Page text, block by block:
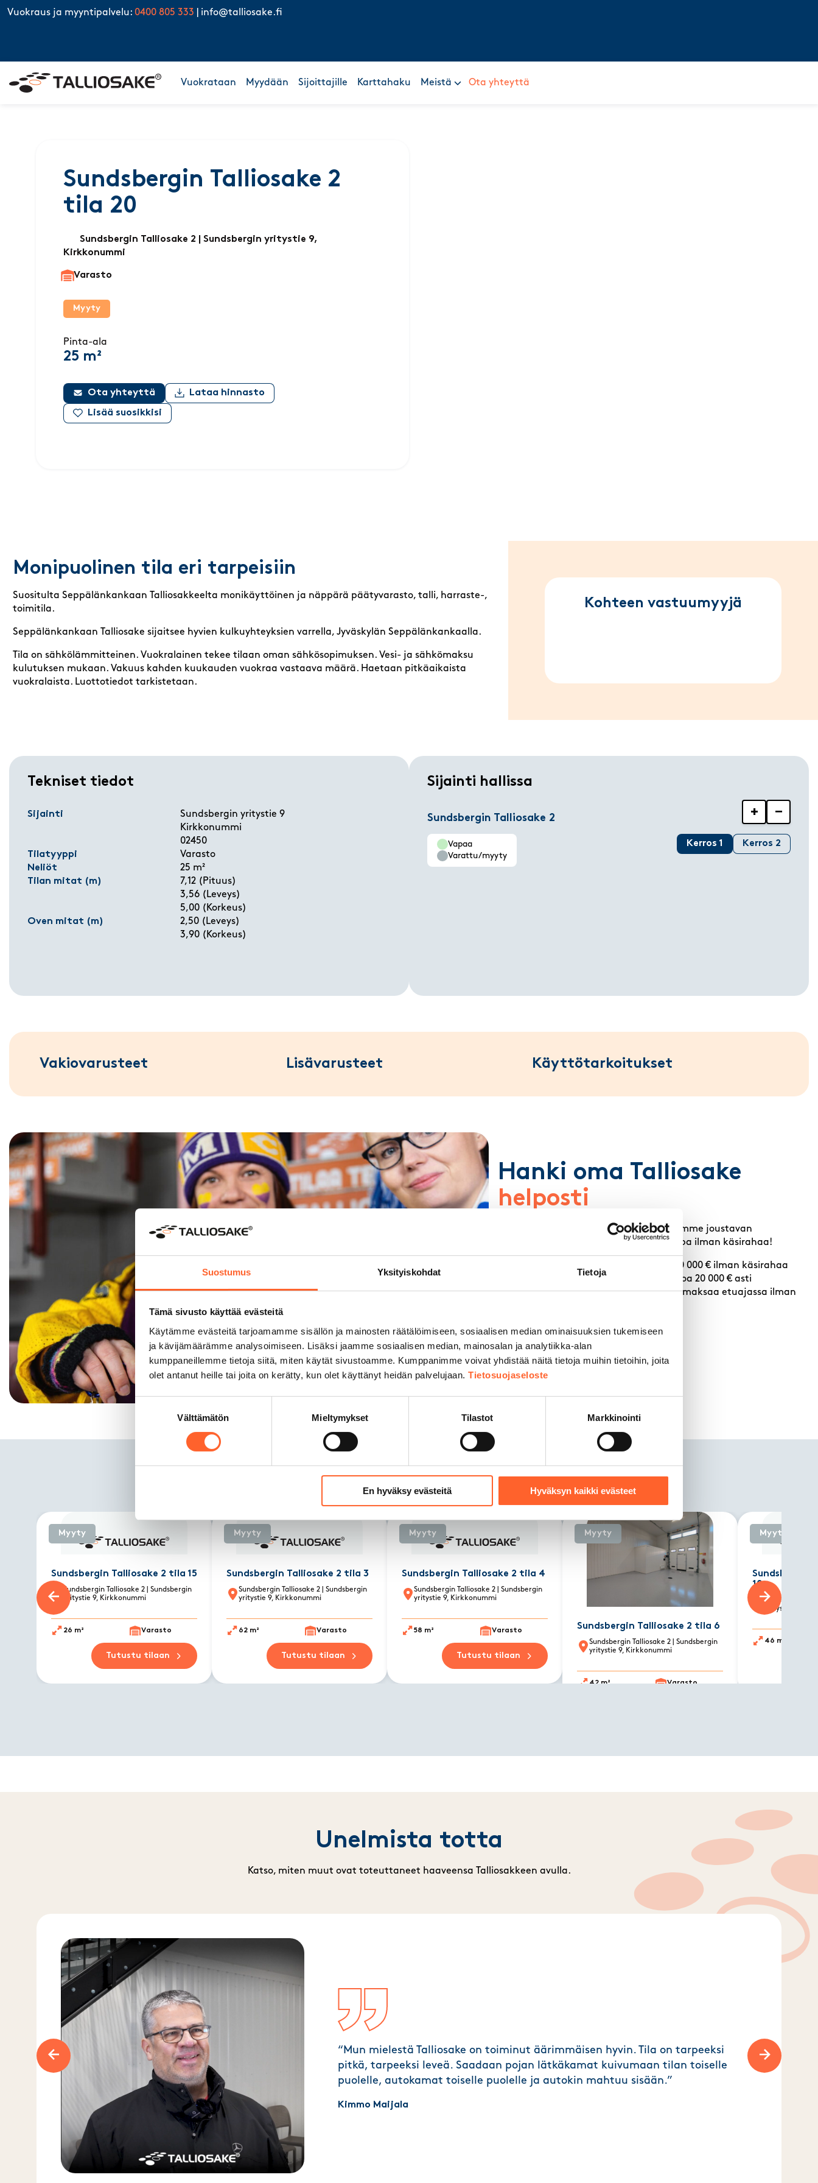
Suostumus Yksityiskohdat Tietoja
Tämä sivusto käyttää evästeitä
Käytämme evästeitä tarjoamamme sisällön ja mainosten räätälöimiseen, sosiaalisen median ominaisuuksien tukemiseen
ja kävijämäärämme analysoimiseen. Lisäksi jaamme sosiaalisen median, mainosalan ja analytiikka-alan
kumppaneillemme tietoja siitä, miten käytät sivustoamme. Kumppanimme voivat yhdistää näitä tietoja muihin tietoihin, joita
olet antanut heille tai joita on kerätty, kun olet käyttänyt heidän palvelujaan. Tietosuojaseloste
Suostumuksen
Välttämätön Mieltymykset Tilastot Markkinointi
En hyväksy evästeitä Hyväksyn kaikki evästeet
Skip to content
Vuokraus ja myyntipalvelu: 0400 805 333 info@talliosake.fi
Vuokrataan Myydään Sijoittajille Karttahaku Meistä Ota yhteyttä
Sundsbergin Talliosake 2
tila 20
Sundsbergin Talliosake 2 | Sundsbergin yritystie 9,
Kirkkonummi
Varasto
Myyty
Pinta-ala
25 m²
Ota yhteyttä Lataa hinnasto
Lisää suosikkisi
Monipuolinen tila eri tarpeisiin
Suositulta Seppälänkankaan Talliosakkeelta monikäyttöinen ja näppärä päätyvarasto, talli, harraste-,
toimitila.
Seppälänkankaan Talliosake sijaitsee hyvien kulkuyhteyksien varrella, Jyväskylän Seppälänkankaalla.
Tila on sähkölämmitteinen. Vuokralainen tekee tilaan oman sähkösopimuksen. Vesi- ja sähkömaksu
kulutuksen mukaan. Vakuus kahden kuukauden vuokraa vastaava määrä. Haetaan pitkäaikaista
vuokralaista. Luottotiedot tarkistetaan.
Kohteen vastuumyyjä
Tekniset tiedot
Sijainti
Sundsbergin yritystie 9
Kirkkonummi
02450
Tilatyyppi
Varasto
Neliöt
25 m²
Tilan mitat (m)
7,12 (Pituus)
3,56 (Leveys)
5,00 (Korkeus)
Oven mitat (m)
2,50 (Leveys)
3,90 (Korkeus)
Sijainti hallissa
Sundsbergin Talliosake 2 + −
Vapaa
Varattu/myyty
Kerros 1 Kerros 2
Vakiovarusteet Lisävarusteet Käyttötarkoitukset
Hanki oma Talliosake
helposti
Yheistyössä Osuuspankin kanssa tarjoamme joustavan
rahoituksen – hanki Talliosake omaksi jopa ilman käsirahaa!
Yksityisasiakkaalle rahoitusta jopa 50 000 € ilman käsirahaa
Yritysasiakkaalle vakuudetonta luottoa 20 000 € asti
Joustavat laina-ajat ja mahdollisuus maksaa etuajassa ilman
Lue lisää
vapaat tilat kohteessa
Myyty
Sundsbergin Talliosake 2 tila 15
Sundsbergin Talliosake 2 | Sundsbergin
yritystie 9, Kirkkonummi
26 m² Varasto
Tutustu tilaan
Myyty
Sundsbergin Talliosake 2 tila 3
Sundsbergin Talliosake 2 | Sundsbergin
yritystie 9, Kirkkonummi
62 m² Varasto
Tutustu tilaan
Myyty
Sundsbergin Talliosake 2 tila 4
Sundsbergin Talliosake 2 | Sundsbergin
yritystie 9, Kirkkonummi
58 m² Varasto
Tutustu tilaan
Myyty
Sundsbergin Talliosake 2 tila 6
Sundsbergin Talliosake 2 | Sundsbergin
yritystie 9, Kirkkonummi
42 m² Varasto
Myyty
Sundsbergin
10
Sundsbergin
yritystie 9,
46 m²
Previous slide Next slide
Unelmista totta
Katso, miten muut ovat toteuttaneet haaveensa Talliosakkeen avulla.
“Mun mielestä Talliosake on toiminut äärimmäisen hyvin. Tila on tarpeeksi
pitkä, tarpeeksi leveä. Saadaan pojan lätkäkamat kuivumaan tilan toiselle
puolelle, autokamat toiselle puolelle ja autokin mahtuu sisään.”
Kimmo Maijala
Previous slide Next slide